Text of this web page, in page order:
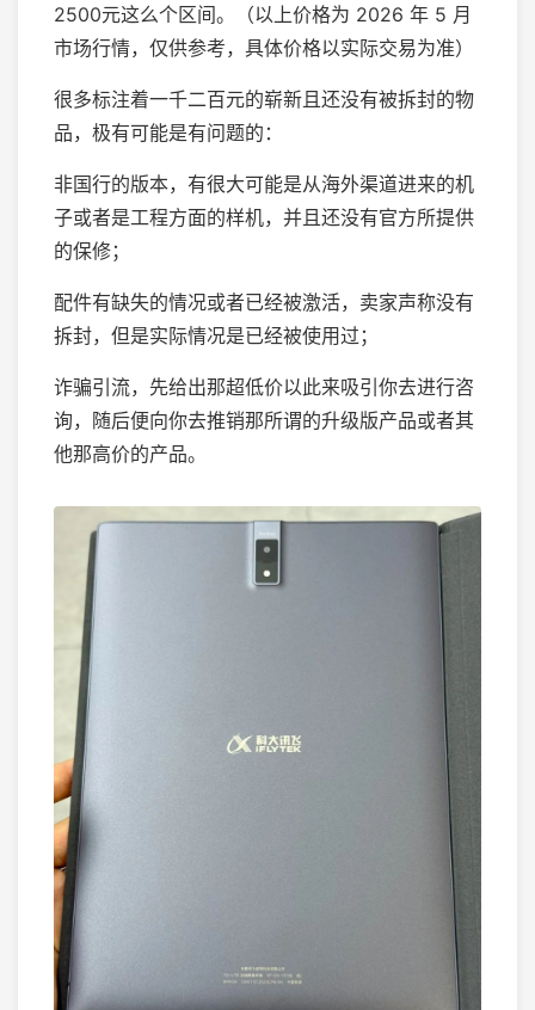
2500元这么个区间。（以上价格为 2026 年 5 月
市场行情，仅供参考，具体价格以实际交易为准）
很多标注着一千二百元的崭新且还没有被拆封的物
品，极有可能是有问题的：
非国行的版本，有很大可能是从海外渠道进来的机
子或者是工程方面的样机，并且还没有官方所提供
的保修；
配件有缺失的情况或者已经被激活，卖家声称没有
拆封，但是实际情况是已经被使用过；
诈骗引流，先给出那超低价以此来吸引你去进行咨
询，随后便向你去推销那所谓的升级版产品或者其
他那高价的产品。